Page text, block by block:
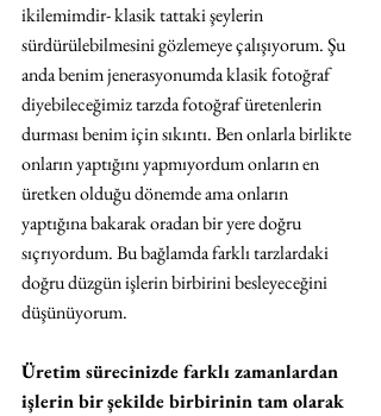
ikilemimdir- klasik tattaki şeylerin
sürdürülebilmesini gözlemeye çalışıyorum. Şu
anda benim jenerasyonumda klasik fotoğraf
diyebileceğimiz tarzda fotoğraf üretenlerin
durması benim için sıkıntı. Ben onlarla birlikte
onların yaptığını yapmıyordum onların en
üretken olduğu dönemde ama onların
yaptığına bakarak oradan bir yere doğru
sıçrıyordum. Bu bağlamda farklı tarzlardaki
doğru düzgün işlerin birbirini besleyeceğini
düşünüyorum.
Üretim sürecinizde farklı zamanlardan
işlerin bir şekilde birbirinin tam olarak